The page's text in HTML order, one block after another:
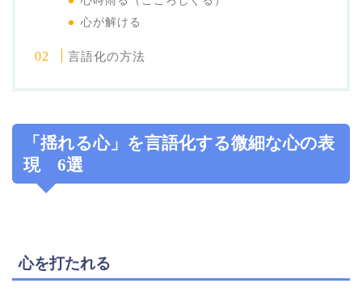
心が解ける
言語化の方法
「揺れる心」を言語化する微細な心の表
現 6選
心を打たれる